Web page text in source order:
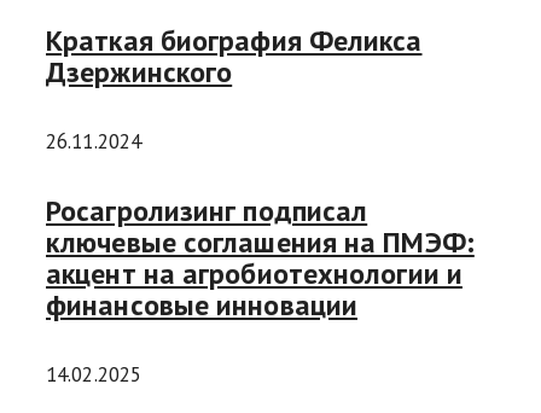
Краткая биография Феликса
Дзержинского
26.11.2024
Росагролизинг подписал
ключевые соглашения на ПМЭФ:
акцент на агробиотехнологии и
финансовые инновации
14.02.2025